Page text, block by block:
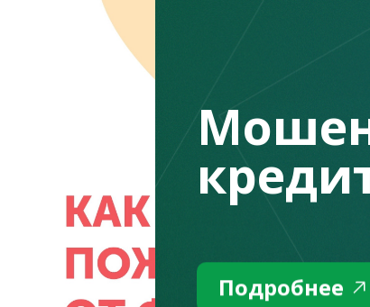
Подробнее